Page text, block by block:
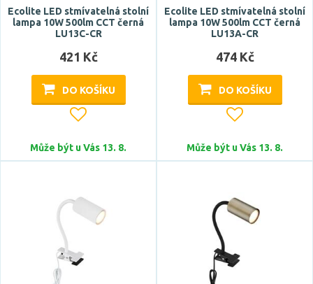
Ecolite LED stmívatelná stolní
lampa 10W 500lm CCT černá
LU13C-CR
421 Kč
DO KOŠÍKU
Může být u Vás 13. 8.
Ecolite LED stmívatelná stolní
lampa 10W 500lm CCT černá
LU13A-CR
474 Kč
DO KOŠÍKU
Může být u Vás 13. 8.